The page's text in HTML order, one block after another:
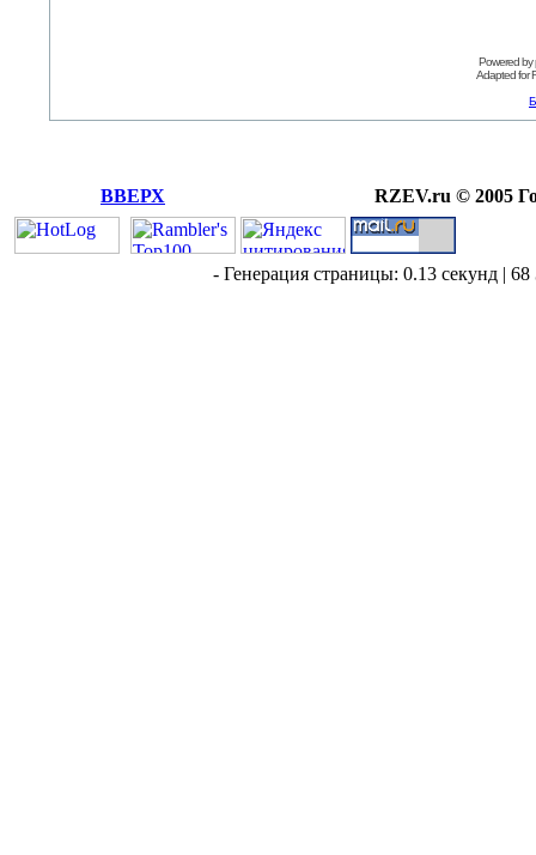
Powered by
Adapted for
ВВЕРХ RZEV.ru © 2005
- Генерация страницы: 0.13 секунд |